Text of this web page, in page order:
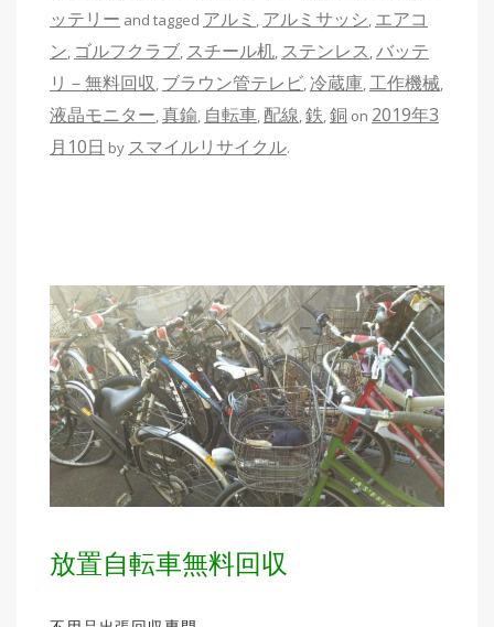
ッテリー and tagged アルミ , アルミサッシ, エアコ
ン, ゴルフクラブ, スチール机, ステンレス,バッテ
リ－無料回収, ブラウン管テレビ,冷蔵庫,工作機械,
液晶モニター,真鍮, 自転車, 配線,鉄,銅 on 2019年3
月10日 by スマイルリサイクル.
放置自転車無料回収